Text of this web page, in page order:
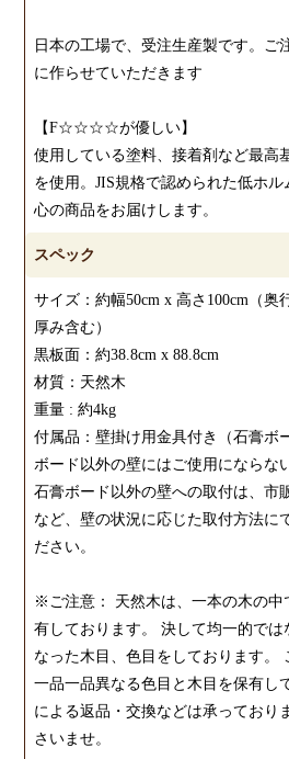
日本の工場で、受注生産製です。ご
に作らせていただきます
【F☆☆☆☆が優しい】
使用している塗料、接着剤など最
を使用。JIS規格で認められた低ホ
心の商品をお届けします。
スペック
サイズ：約幅50cm x 高さ100cm（
厚み含む）
黒板面：約38.8cm x 88.8cm
材質：天然木
重量 : 約4kg
付属品：壁掛け用金具付き（石膏ボ
ボード以外の壁にはご使用にならな
石膏ボード以外の壁への取付は、市
など、壁の状況に応じた取付方法に
ださい。
※ご注意： 天然木は、一本の木の中
有しております。 決して均一的で
なった木目、色目をしております。
一品一品異なる色目と木目を保有し
による返品・交換などは承っており
さいませ。